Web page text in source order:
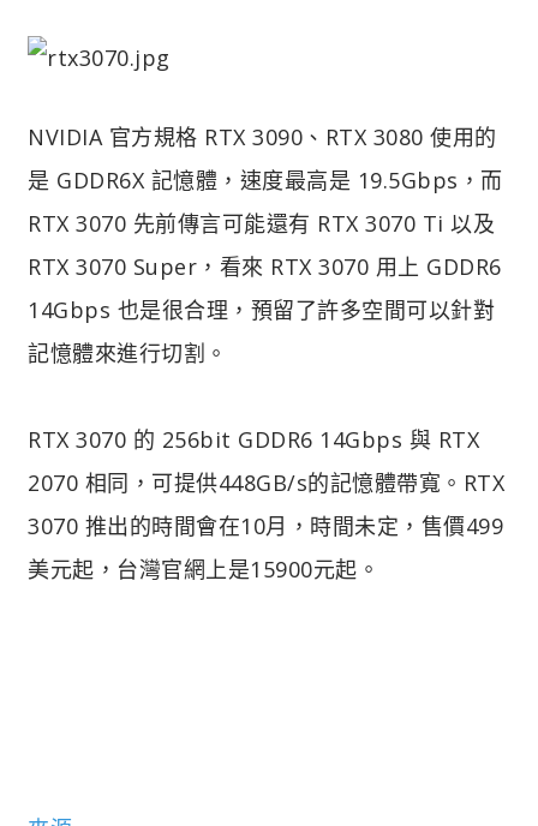
NVIDIA 官方規格 RTX 3090、RTX 3080 使用的
是 GDDR6X 記憶體，速度最高是 19.5Gbps，而
RTX 3070 先前傳言可能還有 RTX 3070 Ti 以及
RTX 3070 Super，看來 RTX 3070 用上 GDDR6
14Gbps 也是很合理，預留了許多空間可以針對
記憶體來進行切割。
RTX 3070 的 256bit GDDR6 14Gbps 與 RTX
2070 相同，可提供448GB/s的記憶體帶寬。RTX
3070 推出的時間會在10月，時間未定，售價499
美元起，台灣官網上是15900元起。